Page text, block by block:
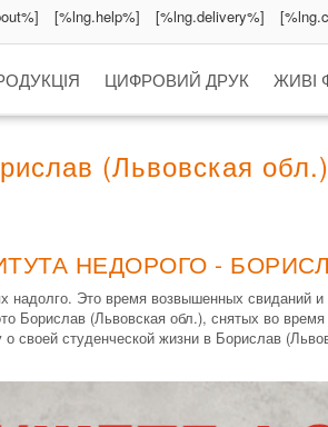
[%lng.help%] [%lng.delivery%]
ЦИФРОВИЙ ДРУК ЖИВІ
(Львовская обл.)
НЕДОРОГО -
надолго. Это время возвышенных свиданий
Борислав (Львовская обл.), снятых во
своей студенческой жизни в Борислав